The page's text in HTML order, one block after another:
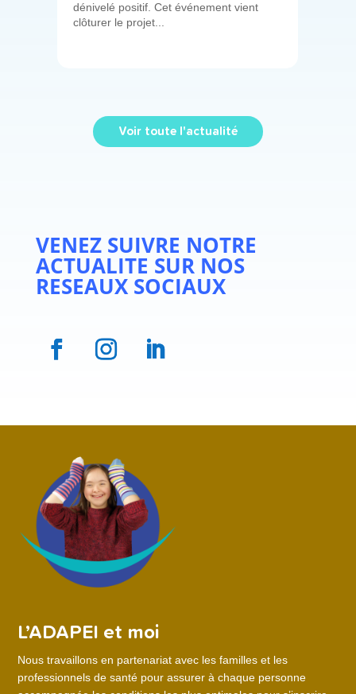
dénivelé positif. Cet événement vient
clôturer le projet...
Voir toute l'actualité
VENEZ SUIVRE NOTRE
ACTUALITE SUR NOS
RESEAUX SOCIAUX
L’ADAPEI et moi
Nous travaillons en partenariat avec les familles et les
professionnels de santé pour assurer à chaque personne